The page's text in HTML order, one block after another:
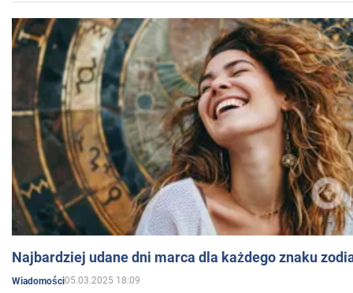
Najbardziej udane dni marca dla każdego znaku
Wiadomości05.03.2025 18:09